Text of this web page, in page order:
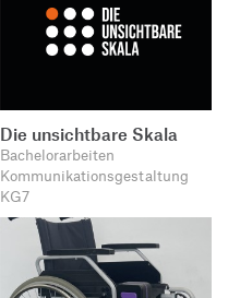
Die unsichtbare Skala
Bachelorarbeiten
Kommunikationsgestaltung
KG7